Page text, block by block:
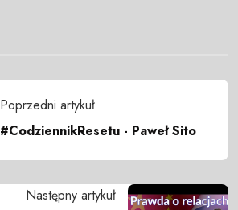
Poprzedni artykuł
#CodziennikResetu - Paweł Sito
Następny artykuł